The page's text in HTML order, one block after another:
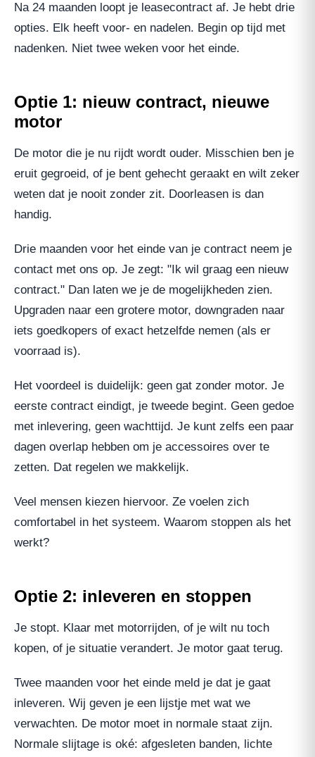
Na 24 maanden loopt je leasecontract af. Je hebt drie
opties. Elk heeft voor- en nadelen. Begin op tijd met
nadenken. Niet twee weken voor het einde.
Optie 1: nieuw contract, nieuwe
motor
De motor die je nu rijdt wordt ouder. Misschien ben je
eruit gegroeid, of je bent gehecht geraakt en wilt zeker
weten dat je nooit zonder zit. Doorleasen is dan
handig.
Drie maanden voor het einde van je contract neem je
contact met ons op. Je zegt: "Ik wil graag een nieuw
contract." Dan laten we je de mogelijkheden zien.
Upgraden naar een grotere motor, downgraden naar
iets goedkopers of exact hetzelfde nemen (als er
voorraad is).
Het voordeel is duidelijk: geen gat zonder motor. Je
eerste contract eindigt, je tweede begint. Geen gedoe
met inlevering, geen wachttijd. Je kunt zelfs een paar
dagen overlap hebben om je accessoires over te
zetten. Dat regelen we makkelijk.
Veel mensen kiezen hiervoor. Ze voelen zich
comfortabel in het systeem. Waarom stoppen als het
werkt?
Optie 2: inleveren en stoppen
Je stopt. Klaar met motorrijden, of je wilt nu toch
kopen, of je situatie verandert. Je motor gaat terug.
Twee maanden voor het einde meld je dat je gaat
inleveren. Wij geven je een lijstje met wat we
verwachten. De motor moet in normale staat zijn.
Normale slijtage is oké: afgesleten banden, lichte